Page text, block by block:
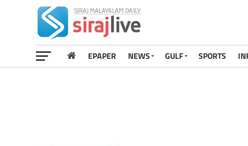
EPAPER NEWS GULF SPORTS